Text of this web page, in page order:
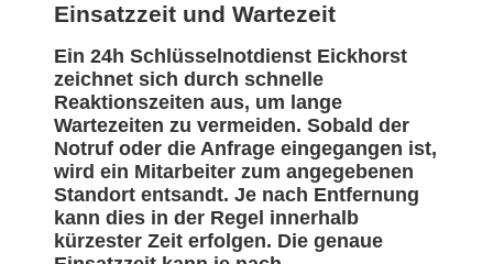
Einsatzzeit und Wartezeit
Ein 24h Schlüsselnotdienst Eickhorst
zeichnet sich durch schnelle
Reaktionszeiten aus, um lange
Wartezeiten zu vermeiden. Sobald der
Notruf oder die Anfrage eingegangen ist,
wird ein Mitarbeiter zum angegebenen
Standort entsandt. Je nach Entfernung
kann dies in der Regel innerhalb
kürzester Zeit erfolgen. Die genaue